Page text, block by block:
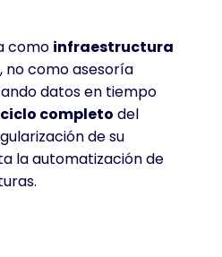
como infraestructura
no como asesoría
datos en tiempo
ciclo completo del
de su
la automatización de